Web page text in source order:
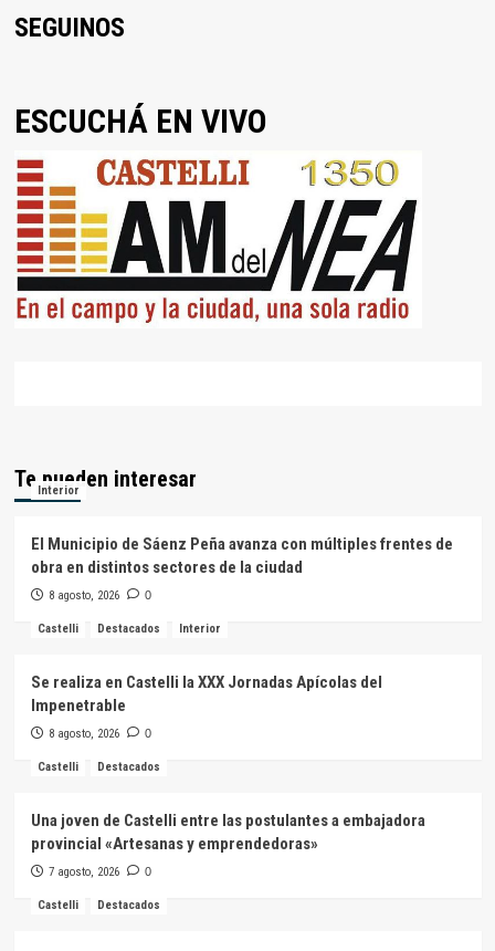
SEGUINOS
ESCUCHÁ EN VIVO
Te pueden interesar
Interior
El Municipio de Sáenz Peña avanza con múltiples frentes de
obra en distintos sectores de la ciudad
8 agosto, 2026 0
Castelli Destacados Interior
Se realiza en Castelli la XXX Jornadas Apícolas del
Impenetrable
8 agosto, 2026 0
Castelli Destacados
Una joven de Castelli entre las postulantes a embajadora
provincial «Artesanas y emprendedoras»
7 agosto, 2026 0
Castelli Destacados